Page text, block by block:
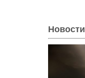
Новости